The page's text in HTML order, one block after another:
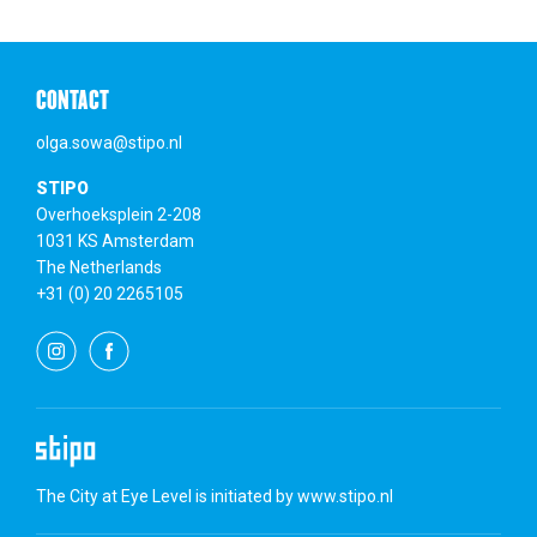
CONTACT
olga.sowa@stipo.nl
STIPO
Overhoeksplein 2-208
1031 KS Amsterdam
The Netherlands
+31 (0) 20 2265105
The City at Eye Level is initiated bywww.stipo.nl